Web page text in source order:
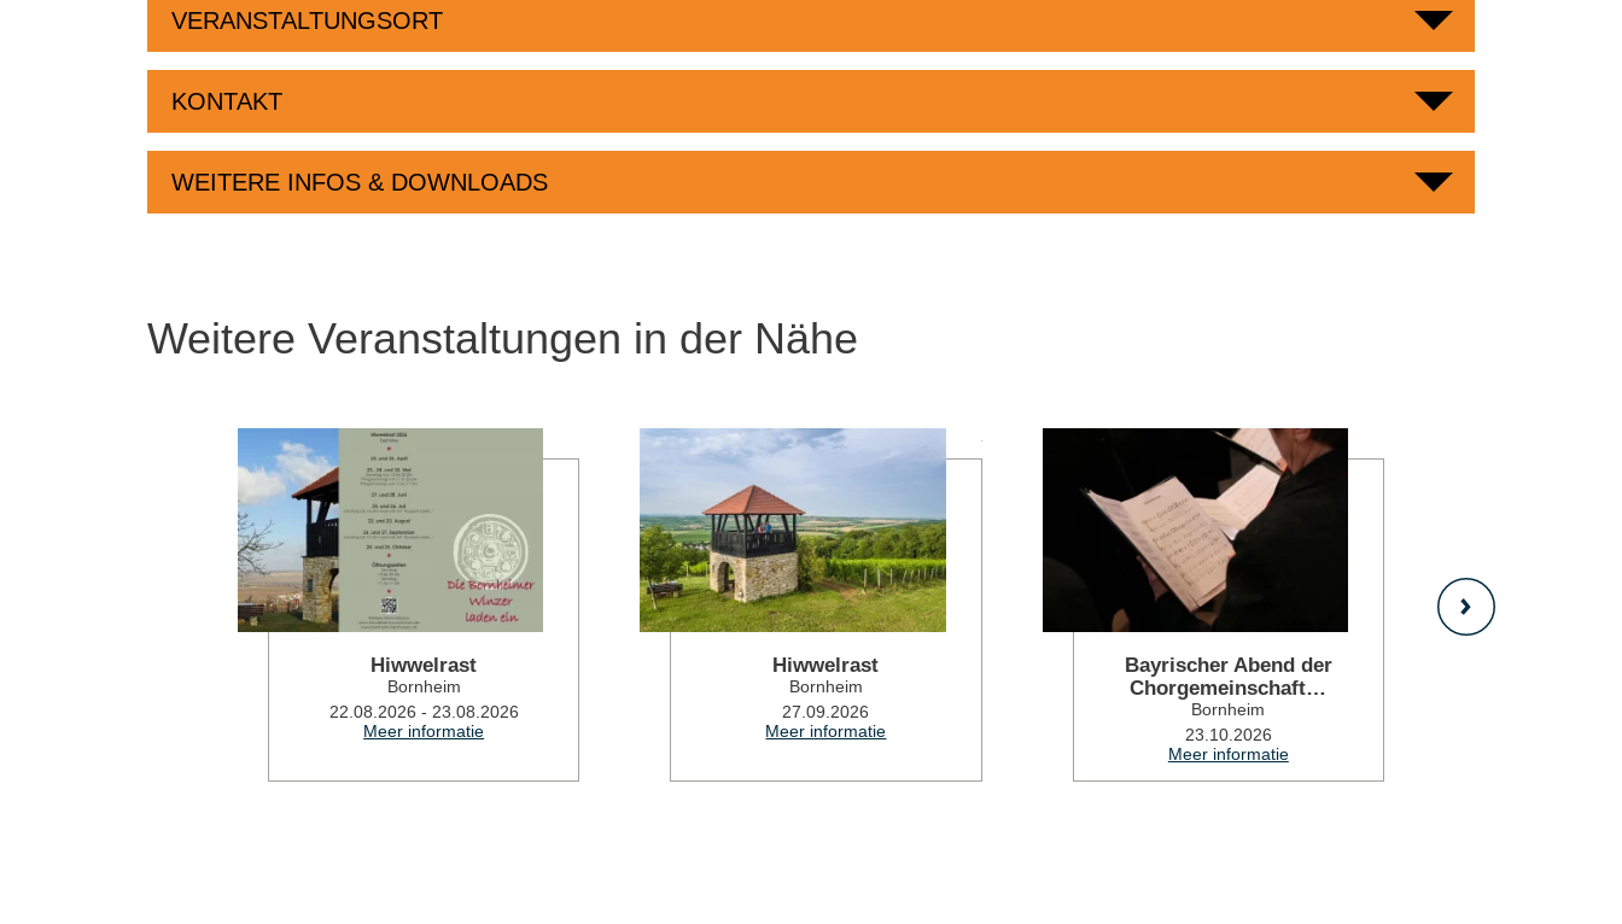
VERANSTALTUNGSORT
KONTAKT
WEITERE INFOS & DOWNLOADS
Weitere Veranstaltungen in der Nähe
Hiwwelrast
Bornheim
22.08.2026 - 23.08.2026
Meer informatie
Meer informatie
Hiwwelrast
Bornheim
27.09.2026
Meer informatie
Bayrischer Abend der
Chorgemeinschaft…
Bornheim
23.10.2026
Meer informatie